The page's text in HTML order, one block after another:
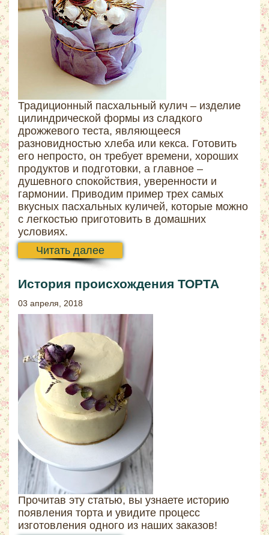
Традиционный пасхальный кулич – изделие
цилиндрической формы из сладкого
дрожжевого теста, являющееся
разновидностью хлеба или кекса. Готовить
его непросто, он требует времени, хороших
продуктов и подготовки, а главное –
душевного спокойствия, уверенности и
гармонии. Приводим пример трех самых
вкусных пасхальных куличей, которые можно
с легкостью приготовить в домашних
условиях.
Читать далее
История происхождения ТОРТА
03 апреля, 2018
Прочитав эту статью, вы узнаете историю
появления торта и увидите процесс
изготовления одного из наших заказов!